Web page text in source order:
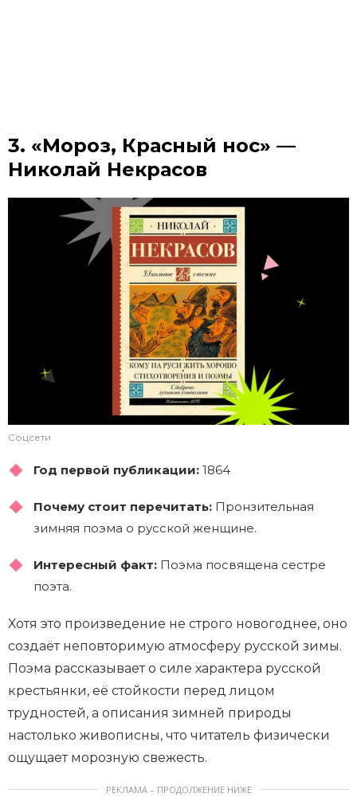
3. «Мороз, Красный нос» —
Николай Некрасов
Соцсети
Год первой публикации: 1864
Почему стоит перечитать: Пронзительная
зимняя поэма о русской женщине.
Интересный факт: Поэма посвящена сестре
поэта.
Хотя это произведение не строго новогоднее, оно
создаёт неповторимую атмосферу русской зимы.
Поэма рассказывает о силе характера русской
крестьянки, её стойкости перед лицом
трудностей, а описания зимней природы
настолько живописны, что читатель физически
ощущает морозную свежесть.
РЕКЛАМА – ПРОДОЛЖЕНИЕ НИЖЕ